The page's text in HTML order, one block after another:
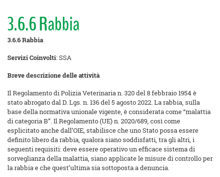
3.6.6 Rabbia
3.6.6 Rabbia
Servizi Coinvolti: SSA
Breve descrizione delle attività
Il Regolamento di Polizia Veterinaria n. 320 del 8 febbraio 1954 è
stato abrogato dal D. Lgs. n. 136 del 5 agosto 2022. La rabbia, sulla
base della normativa unionale vigente, è considerata come “malattia
di categoria B”. Il Regolamento (UE) n. 2020/689, così come
esplicitato anche dall’OIE, stabilisce che uno Stato possa essere
definito libero da rabbia, qualora siano soddisfatti, tra gli altri, i
seguenti requisiti: deve essere operativo un efficace sistema di
sorveglianza della malattia, siano applicate le misure di controllo per
la rabbia e che quest’ultima sia sottoposta a denuncia.